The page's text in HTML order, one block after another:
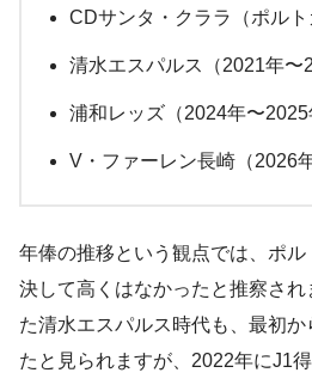
CDサンタ・クララ（ポルト
清水エスパルス（2021年〜
浦和レッズ（2024年〜2025
V・ファーレン長崎（2026年
年俸の推移という観点では、ポ
決して高くはなかったと推察さ
た清水エスパルス時代も、最初
たと見られますが、2022年にJ1